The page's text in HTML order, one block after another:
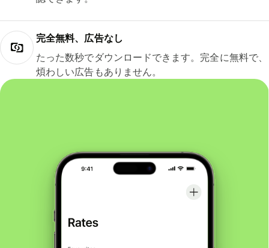
完全無料、広告なし
たった数秒でダウンロードできます。完全に無料で、
煩わしい広告もありません。